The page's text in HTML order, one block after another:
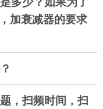
加衰减器的要求
，扫频时间，扫